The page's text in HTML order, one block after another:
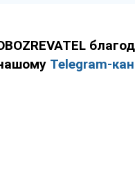
Telegram-